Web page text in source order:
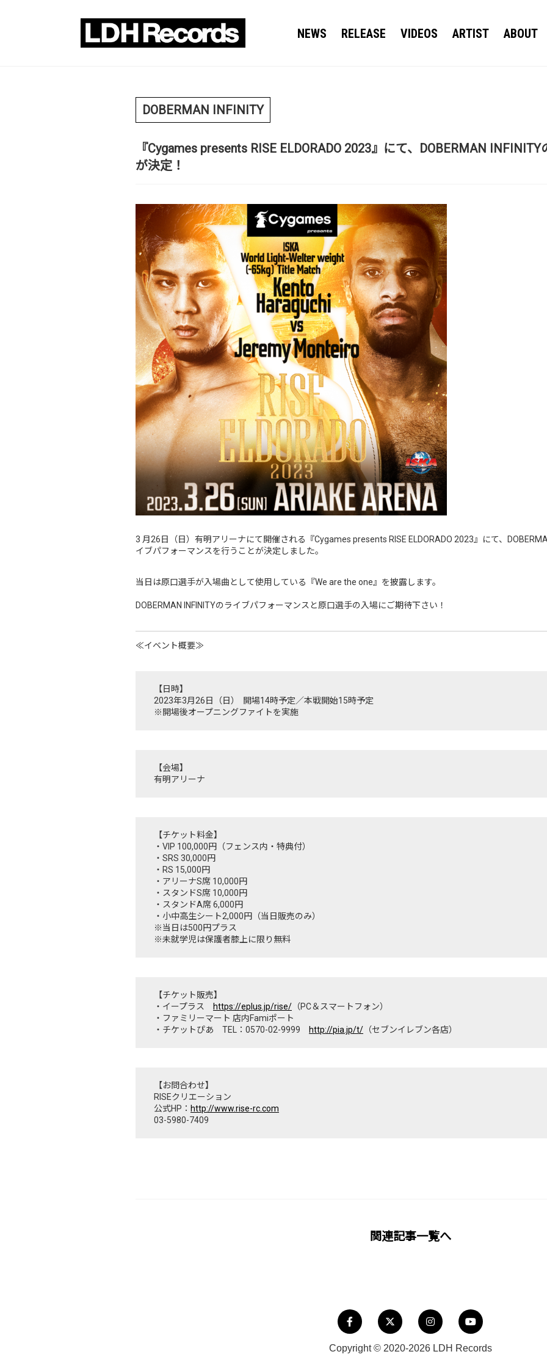
NEWS RELEASE VIDEOS ARTIST ABOUT
DOBERMAN INFINITY
『Cygames presents RISE ELDORADO 2023』にて、DOBERMAN
が決定！
3 月26日（日）有明アリーナにて開催される『Cygames presents RISE ELDORADO 2023』にて、
イブパフォーマンスを行うことが決定しました。
当日は原口選手が入場曲として使用している『We are the one』を披露します。
DOBERMAN INFINITYのライブパフォーマンスと原口選手の入場にご期待下さい！
≪イベント概要≫
【日時】
2023年3月26日（日） 開場14時予定／本戦開始15時予定
※開場後オープニングファイトを実施
【会場】
有明アリーナ
【チケット料金】
・VIP 100,000円（フェンス内・特典付）
・SRS 30,000円
・RS 15,000円
・アリーナS席 10,000円
・スタンドS席 10,000円
・スタンドA席 6,000円
・小中高生シート2,000円（当日販売のみ）
※当日は500円プラス
※未就学児は保護者膝上に限り無料
【チケット販売】
・イープラス https://eplus.jp/rise/ （PC＆スマートフォン）
・ファミリーマート 店内Famiポート
・チケットぴあ TEL：0570-02-9999 http://pia.jp/t/ （セブンイレブン各店）
【お問合わせ】
RISEクリエーション
公式HP： http://www.rise-rc.com
03-5980-7409
関連記事一覧へ
Copyright © 2020-2026 LDH Records